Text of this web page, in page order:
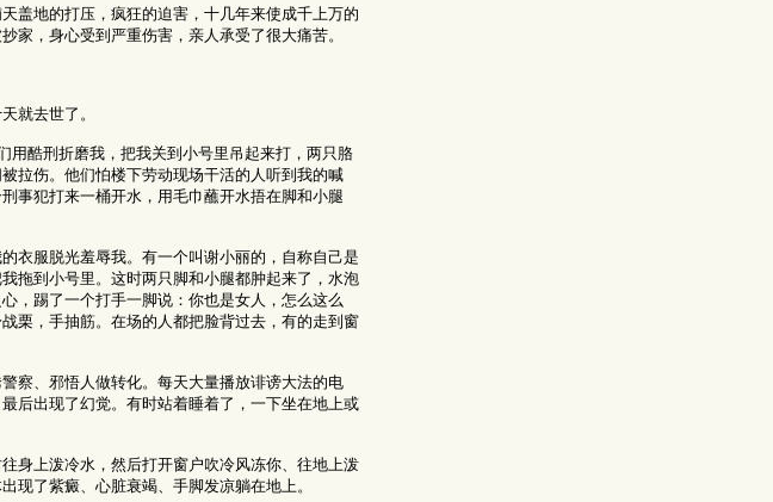
盖地的打压，疯狂的迫害，十几年来使成千上万的
家，身心受到严重伤害，亲人承受了很大痛苦。
就去世了。
用酷刑折磨我，把我关到小号里吊起来打，两只胳
拉伤。他们怕楼下劳动现场干活的人听到我的喊
事犯打来一桶开水，用毛巾蘸开水捂在脚和小腿
衣服脱光羞辱我。有一个叫谢小丽的，自称自己是
拖到小号里。这时两只脚和小腿都肿起来了，水泡
，踢了一个打手一脚说：你也是女人，怎么这么
栗，手抽筋。在场的人都把脸背过去，有的走到窗
察、邪悟人做转化。每天大量播放诽谤大法的电
后出现了幻觉。有时站着睡着了，一下坐在地上或
身上泼冷水，然后打开窗户吹冷风冻你、往地上泼
现了紫癜、心脏衰竭、手脚发凉躺在地上。